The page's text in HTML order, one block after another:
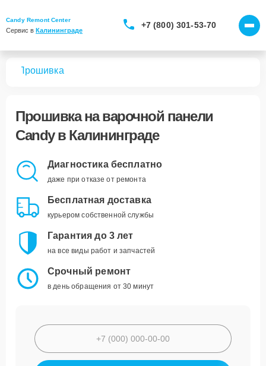
Candy Remont Center
Сервис в Калининграде
+7 (800) 301-53-70
Прошивка
Прошивкана варочной панели
Candy в Калининграде
Диагностика бесплатно
даже при отказе от ремонта
Бесплатная доставка
курьером собственной службы
Гарантия до 3 лет
на все виды работ и запчастей
Срочный ремонт
в день обращения от 30 минут